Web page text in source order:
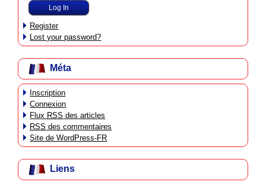
Register
Lost your password?
Méta
Inscription
Connexion
Flux RSS des articles
RSS des commentaires
Site de WordPress-FR
Liens